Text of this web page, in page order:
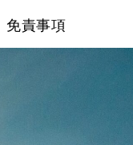
免責事項